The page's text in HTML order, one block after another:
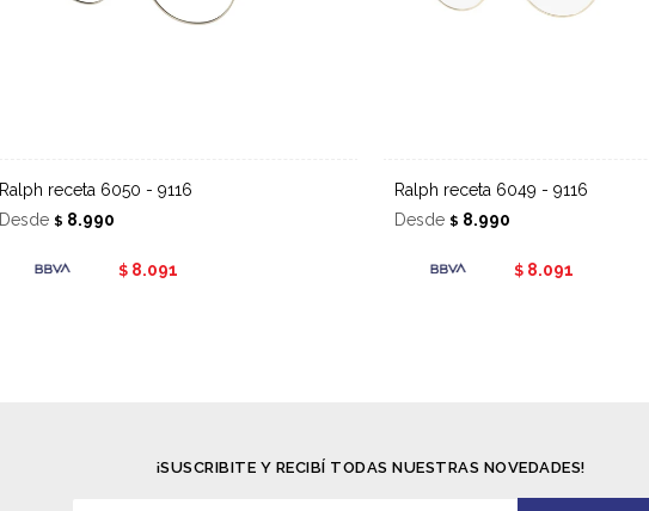
Ralph receta 6050 - 9116
Desde $ 8.990
$ 8.091
Ralph receta 6049 - 9116
Desde $ 8.990
$ 8.091
¡SUSCRIBITE Y RECIBÍ TODAS NUESTRAS NOVEDADES!